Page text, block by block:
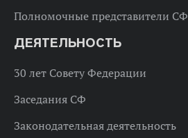
Полномочные представители СФ
ДЕЯТЕЛЬНОСТЬ
30 лет Совету Федерации
Заседания СФ
Законодательная деятельность